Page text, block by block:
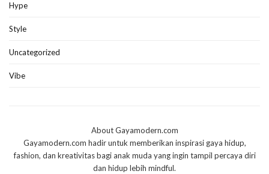
Hype
Style
Uncategorized
Vibe
About Gayamodern.com
Gayamodern.com hadir untuk memberikan inspirasi gaya hidup,
fashion, dan kreativitas bagi anak muda yang ingin tampil percaya diri
dan hidup lebih mindful.